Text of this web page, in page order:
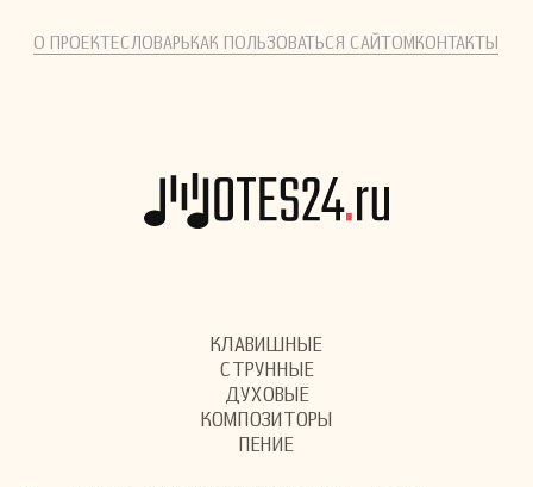
О ПРОЕКТЕСЛОВАРЬКАК ПОЛЬЗОВАТЬСЯ САЙТОМКОНТАКТЫ
КЛАВИШНЫЕ
СТРУННЫЕ
ДУХОВЫЕ
КОМПОЗИТОРЫ
ПЕНИЕ